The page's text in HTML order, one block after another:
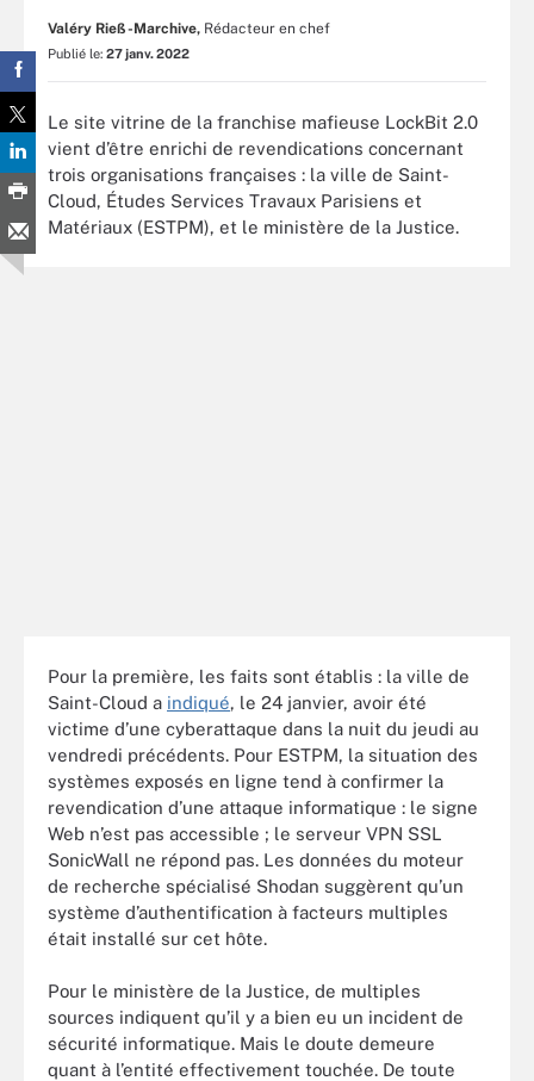
Valéry Rieß-Marchive, Rédacteur en chef
Publié le: 27 janv. 2022
Le site vitrine de la franchise mafieuse LockBit 2.0
vient d’être enrichi de revendications concernant
trois organisations françaises : la ville de Saint-
Cloud, Études Services Travaux Parisiens et
Matériaux (ESTPM), et le ministère de la Justice.
Pour la première, les faits sont établis : la ville de
Saint-Cloud a indiqué, le 24 janvier, avoir été
victime d’une cyberattaque dans la nuit du jeudi au
vendredi précédents. Pour ESTPM, la situation des
systèmes exposés en ligne tend à confirmer la
revendication d’une attaque informatique : le signe
Web n’est pas accessible ; le serveur VPN SSL
SonicWall ne répond pas. Les données du moteur
de recherche spécialisé Shodan suggèrent qu’un
système d’authentification à facteurs multiples
était installé sur cet hôte.
Pour le ministère de la Justice, de multiples
sources indiquent qu’il y a bien eu un incident de
sécurité informatique. Mais le doute demeure
quant à l’entité effectivement touchée. De toute